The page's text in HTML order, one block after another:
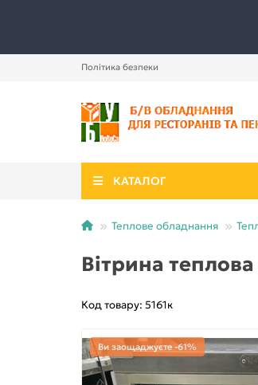
Політика безпеки
КАТАЛОГ
Теплове обладнання
Вітрина
Код товару: 5161к
Ви заощаджуєте -61%